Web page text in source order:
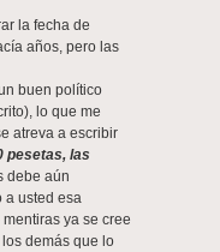
la fecha de
años, pero las
buen político
lo que me
atreva a escribir
pesetas, las
debe aún
a usted esa
ya se cree
demás que lo